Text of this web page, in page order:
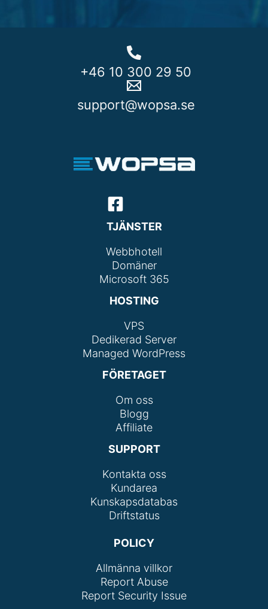
+46 10 300 29 50
support@wopsa.se
TJÄNSTER
Webbhotell
Domäner
Microsoft 365
HOSTING
VPS
Dedikerad Server
Managed WordPress
FÖRETAGET
Om oss
Blogg
Affiliate
SUPPORT
Kontakta oss
Kundarea
Kunskapsdatabas
Driftstatus
POLICY
Allmänna villkor
Report Abuse
Report Security Issue